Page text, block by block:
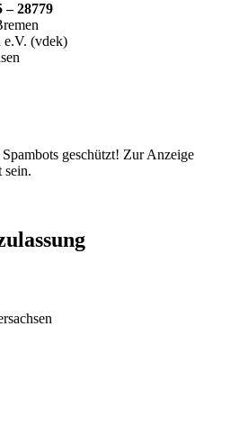
– 28779
e.V. (vdek)
geschützt! Zur Anzeige
sein.